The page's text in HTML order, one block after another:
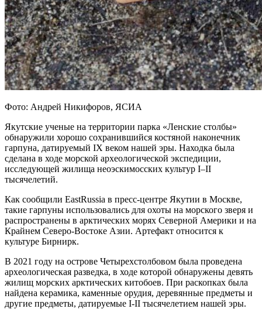
Фото: Андрей Никифоров, ЯСИА
Якутские ученые на территории парка «Ленские столбы»
обнаружили хорошо сохранившийся костяной наконечник
гарпуна, датируемый IX веком нашей эры. Находка была
сделана в ходе морской археологической экспедиции,
исследующей жилища неоэскимосских культур I–II
тысячелетий.
Как сообщили EastRussia в пресс-центре Якутии в Москве,
такие гарпуны использовались для охоты на морского зверя и
распространены в арктических морях Северной Америки и на
Крайнем Северо-Востоке Азии. Артефакт относится к
культуре Бирнирк.
В 2021 году на острове Четырехстолбовом была проведена
археологическая разведка, в ходе которой обнаружены девять
жилищ морских арктических китобоев. При раскопках была
найдена керамика, каменные орудия, деревянные предметы и
другие предметы, датируемые I-II тысячелетием нашей эры.